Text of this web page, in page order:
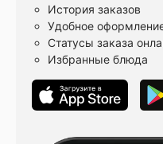
История заказов
Удобное
Статусы заказа
Избранные блюда